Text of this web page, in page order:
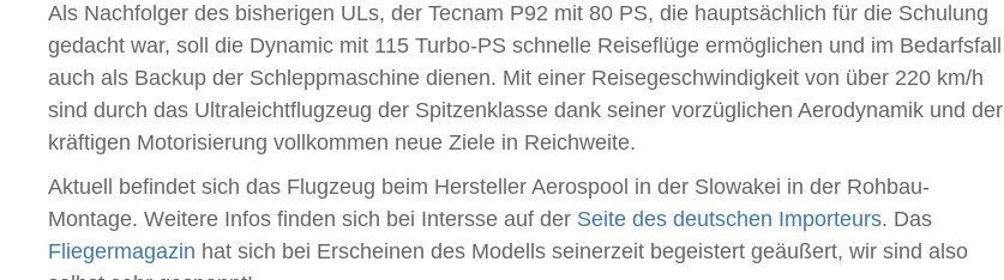
Als Nachfolger des bisherigen ULs, der Tecnam P92 mit 80 PS, die hauptsächlich für die Schulung
gedacht war, soll die Dynamic mit 115 Turbo-PS schnelle Reiseflüge ermöglichen und im Bedarfsfall
auch als Backup der Schleppmaschine dienen. Mit einer Reisegeschwindigkeit von über 220 km/h
sind durch das Ultraleichtflugzeug der Spitzenklasse dank seiner vorzüglichen Aerodynamik und der
kräftigen Motorisierung vollkommen neue Ziele in Reichweite.
Aktuell befindet sich das Flugzeug beim Hersteller Aerospool in der Slowakei in der Rohbau-
Montage. Weitere Infos finden sich bei Intersse auf der Seite des deutschen Importeurs. Das
Fliegermagazin hat sich bei Erscheinen des Modells seinerzeit begeistert geäußert, wir sind also